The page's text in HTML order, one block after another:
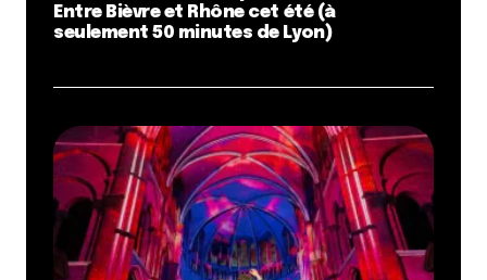
Entre Bièvre et Rhône cet été (à
seulement 50 minutes de Lyon)